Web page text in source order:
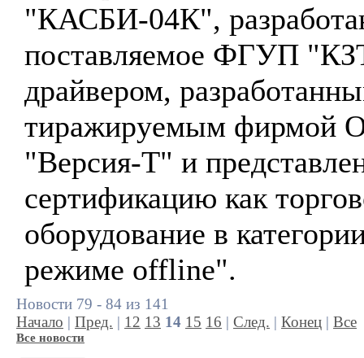
"КАСБИ-04К",
поставляемое ФГУП
драйвером,
тиражируемым фирмой
"Версия-Т" и
сертификацию как
оборудование в
режиме offline".
Новости 79 - 84 из 141
Начало | Пред. | 12 13 14 15 16 | След. | Конец | Все
Все новости